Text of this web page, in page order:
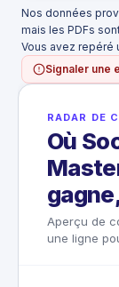
Nos données
mais les PDFs
Vous avez repéré
Signaler une
RADAR DE
Où
Aperçu de
une ligne